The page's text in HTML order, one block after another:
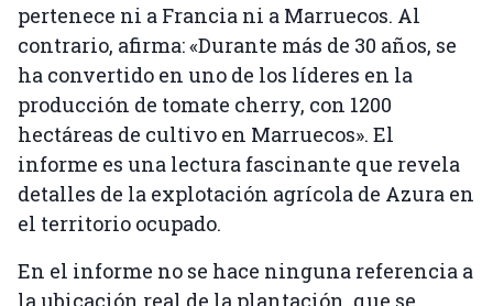
pertenece ni a Francia ni a Marruecos. Al
contrario, afirma: «Durante más de 30 años, se
ha convertido en uno de los líderes en la
producción de tomate cherry, con 1200
hectáreas de cultivo en Marruecos». El
informe es una lectura fascinante que revela
detalles de la explotación agrícola de Azura en
el territorio ocupado.
En el informe no se hace ninguna referencia a
la ubicación real de la plantación, que se